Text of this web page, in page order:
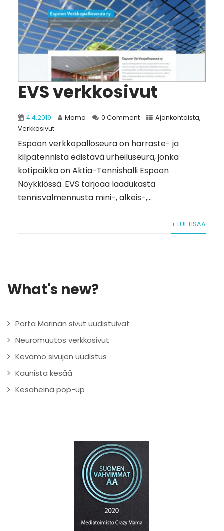
EVS verkkosivut
4.4.2019 Mama 0 Comment Ajankohtaista,
Verkkosivut
Espoon verkkopalloseura on harraste- ja
kilpatennistä edistävä urheiluseura, jonka
kotipaikka on Aktia-Tennishalli Espoon
Nöykkiössä. EVS tarjoaa laadukasta
tennisvalmennusta mini-, alkeis-,...
+ LUE LISÄÄ
What's new?
Porta Marinan sivut uudistuivat
Neuromuutos verkkosivut
Kevamo sivujen uudistus
Kaunista kesää
Kesäheinä pop-up